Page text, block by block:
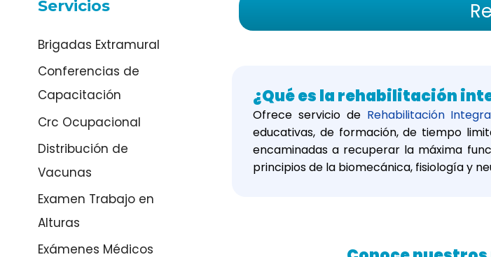
Servicios
Brigadas Extramural
Conferencias de
Capacitación
Crc Ocupacional
Distribución de
Vacunas
Examen Trabajo en
Alturas
Exámenes Médicos
¿Qué es la rehabilitación
Ofrece servicio de Rehabilitación
educativas, de formación, de tiempo
encaminadas a recuperar la máxima
principios de la biomecánica, fisiología y